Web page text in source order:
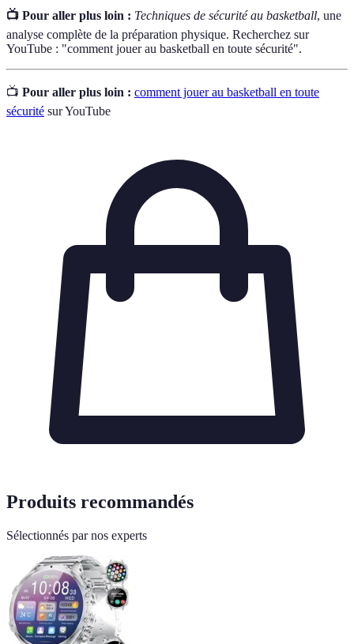
📺 Pour aller plus loin : Techniques de sécurité au basketball, une
analyse complète de la préparation physique. Recherchez sur
YouTube : "comment jouer au basketball en toute sécurité".
📺 Pour aller plus loin : comment jouer au basketball en toute
sécurité sur YouTube
Produits recommandés
Sélectionnés par nos experts